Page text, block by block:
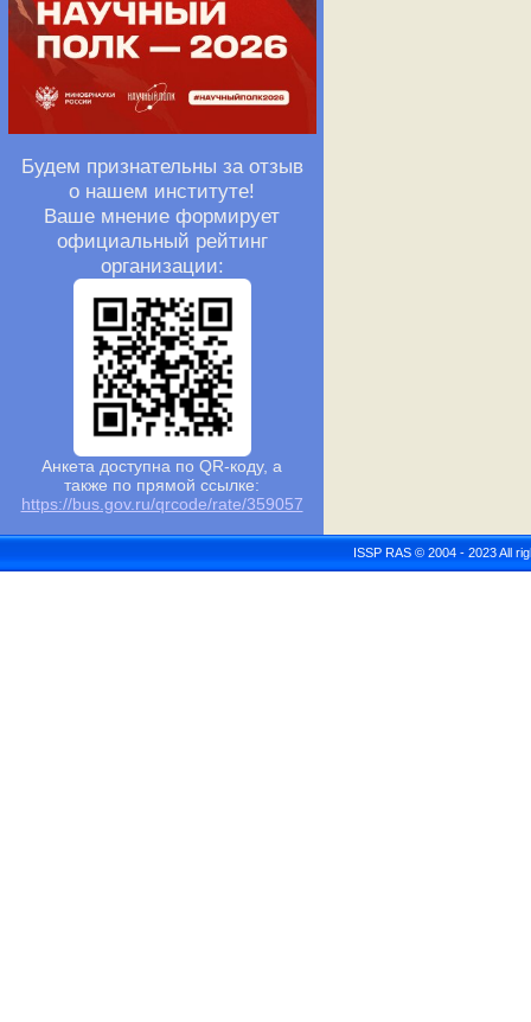
Будем признательны за отзыв
о нашем институте!
Ваше мнение формирует
официальный рейтинг
организации:
Анкета доступна по QR-коду, а
также по прямой ссылке:
https://bus.gov.ru/qrcode/rate/359057
ISSP RAS © 2004 - 2023 All